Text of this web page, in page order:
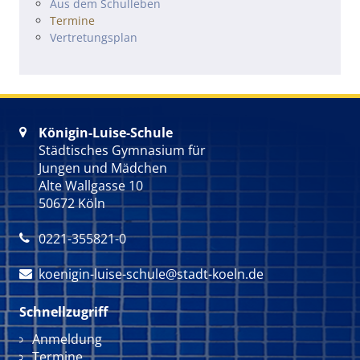
Navigation überspringen
Aus dem Schulleben
Termine
Vertretungsplan

Königin-Luise-Schule
Städtisches Gymnasium für
Jungen und Mädchen
Alte Wallgasse 10
50672 Köln
 0221-355821-0
 koenigin-luise-schule@stadt-koeln.de
Schnellzugriff
Navigation überspringen
Anmeldung